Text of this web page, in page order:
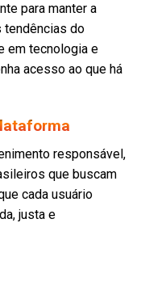
para manter a
tendências do
em tecnologia e
acesso ao que há
responsável,
que buscam
cada usuário
justa e